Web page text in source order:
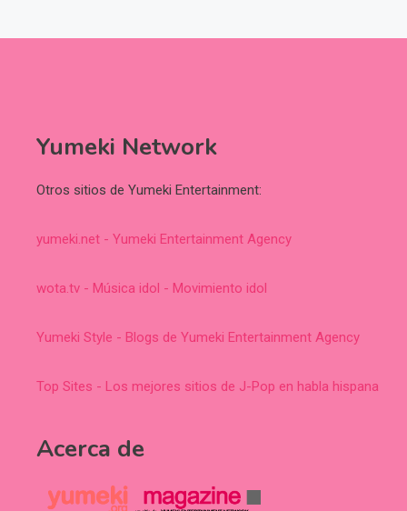
Yumeki Network
Otros sitios de Yumeki Entertainment:
yumeki.net - Yumeki Entertainment Agency
wota.tv - Música idol - Movimiento idol
Yumeki Style - Blogs de Yumeki Entertainment Agency
Top Sites - Los mejores sitios de J-Pop en habla hispana
Acerca de